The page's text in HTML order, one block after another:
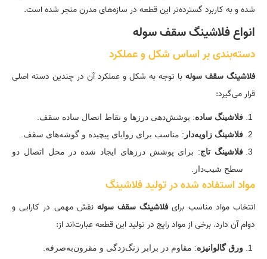
شده و به کاربرد گسترده‌تر این قطعه در سازه‌های مدرن منجر شده است.
انواع فلاشینگ سقف سوله
دسته‌بندی بر اساس شکل و عملکرد
فلاشینگ سقف سوله با توجه به شکل و عملکرد آن در چندین دسته اصلی
قرار می‌گیرد:
فلاشینگ ساده: پوشش‌دهی درزها و نقاط اتصال ساده سقف.
فلاشینگ زاویه‌دار : مناسب برای زوایای پیچیده و گوشه‌های سقف.
فلاشینگ تاج: برای پوشش درزهای ایجاد شده در محل اتصال دو
سطح شیب‌دار.
مواد استفاده شده در تولید فلاشینگ
انتخاب مواد مناسب برایفلاشینگ سقف سوله نقش مهمی در کارایی و
دوام آن دارد. برخی از مواد رایج در تولید این قطعه عبارت‌اند از:
ورق گالوانیزه: مقاوم در برابر زنگ‌زدگی و مقرون‌به‌صرفه.